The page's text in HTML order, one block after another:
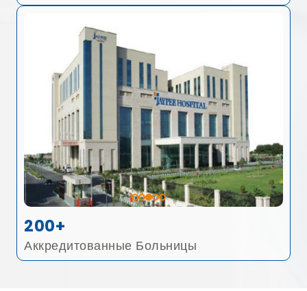
200+
Аккредитованные Больницы